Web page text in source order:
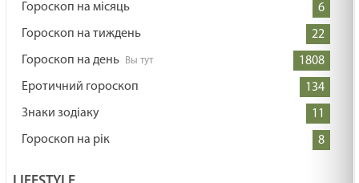
Гороскоп на місяць
6
Гороскоп на тиждень
22
Гороскоп на день
1808
Еротичний гороскоп
134
Знаки зодіаку
11
Гороскоп на рік
8